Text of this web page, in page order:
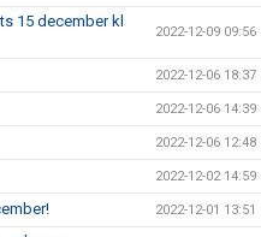
15 december kl
2022-12-09 09:56
2022-12-06 18:37
2022-12-06 14:39
2022-12-06 12:48
2022-12-02 14:59
2022-12-01 13:51